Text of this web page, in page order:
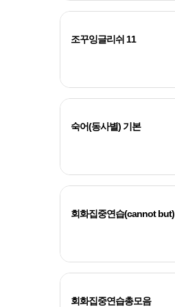
조꾸잉글리쉬 11
숙어(동사별) 기본
회화집중연습(cannot but)
회화집중연습총모음